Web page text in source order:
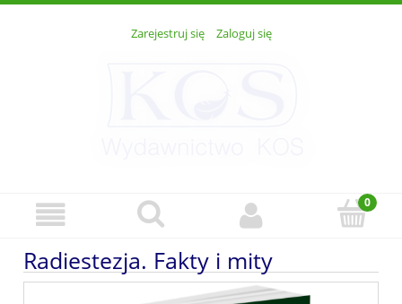
Zarejestruj się Zaloguj się
Radiestezja. Fakty i mity